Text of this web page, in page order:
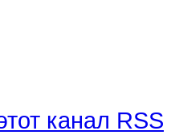
канал RSS